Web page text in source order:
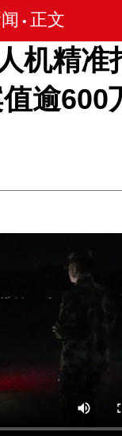
• 正文
机精准
逾600